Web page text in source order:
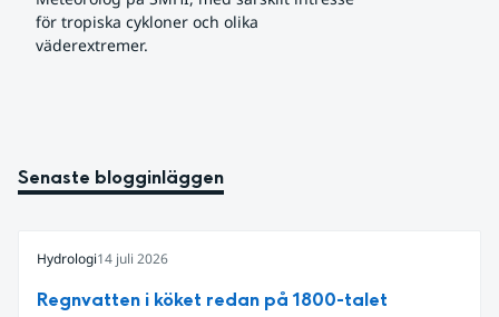
för tropiska cykloner och olika
väderextremer.
Senaste blogginläggen
Hydrologi14 juli 2026
Regnvatten i köket redan på 1800-talet